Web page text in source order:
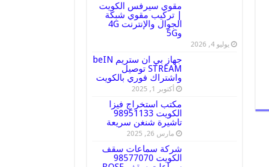
مقوي سيرفس الكويت
| تركيب مقوي شبكة
الجوال والإنترنت 4G
و5G
يوليو 4, 2026
جهاز بي ان ستريم beIN
STREAM توصيل
واشتراك فوري بالكويت
أكتوبر 1, 2025
مكتب استخراج فيزا
الكويت 98951133
تاشيرة شنغن سريعة
مارس 26, 2025
شركة سماعات سقف
الكويت 98577070